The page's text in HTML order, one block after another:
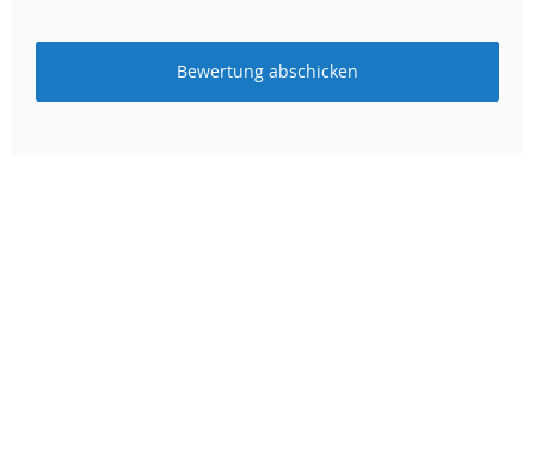
Bewertung abschicken